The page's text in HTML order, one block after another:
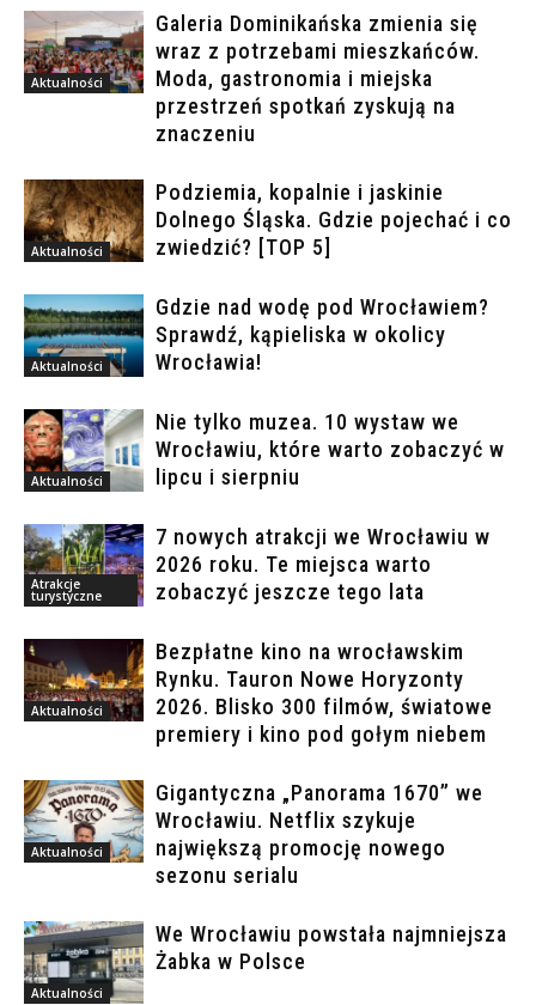
Aktualności
Galeria Dominikańska zmienia się
wraz z potrzebami mieszkańców.
Moda, gastronomia i miejska
przestrzeń spotkań zyskują na
znaczeniu
Aktualności
Podziemia, kopalnie i jaskinie
Dolnego Śląska. Gdzie pojechać i co
zwiedzić? [TOP 5]
Aktualności
Gdzie nad wodę pod Wrocławiem?
Sprawdź, kąpieliska w okolicy
Wrocławia!
Aktualności
Nie tylko muzea. 10 wystaw we
Wrocławiu, które warto zobaczyć w
lipcu i sierpniu
Atrakcje
turystyczne
7 nowych atrakcji we Wrocławiu w
2026 roku. Te miejsca warto
zobaczyć jeszcze tego lata
Aktualności
Bezpłatne kino na wrocławskim
Rynku. Tauron Nowe Horyzonty
2026. Blisko 300 filmów, światowe
premiery i kino pod gołym niebem
Aktualności
Gigantyczna „Panorama 1670” we
Wrocławiu. Netflix szykuje
największą promocję nowego
sezonu serialu
Aktualności
We Wrocławiu powstała najmniejsza
Żabka w Polsce